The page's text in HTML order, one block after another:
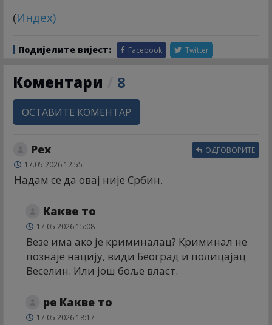
(Индеx)
Подијелите вијест: Facebook Twitter
Коментари 8
ОСТАВИТЕ КОМЕНТАР
Реx
17.05.2026 12:55
Надам се да овај није Србин.
ОДГОВОРИТЕ
Какве то
17.05.2026 15:08
Везе има ако је криминалац? Криминал не
познаје нацију, види Београд и полицајац
Веселин. Или још боље власт.
ре Какве то
17.05.2026 18:17